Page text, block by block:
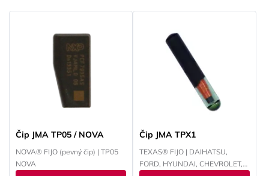
Čip JMA TP05 / NOVA
NOVA® FIJO (pevný čip) | TP05
NOVA
Čip JMA TPX1
TEXAS® FIJO | DAIHATSU,
FORD, HYUNDAI, CHEVROLET,